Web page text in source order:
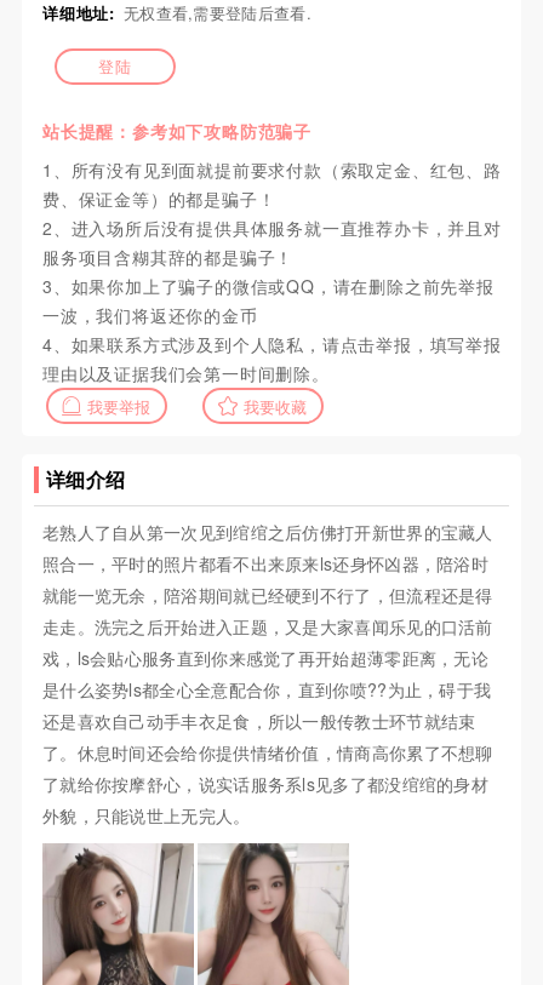
详细地址: 无权查看,需要登陆后查看.
登陆
站长提醒：参考如下攻略防范骗子
1、所有没有见到面就提前要求付款（索取定金、红包、路
费、保证金等）的都是骗子！
2、进入场所后没有提供具体服务就一直推荐办卡，并且对
服务项目含糊其辞的都是骗子！
3、如果你加上了骗子的微信或QQ，请在删除之前先举报
一波，我们将返还你的金币
4、如果联系方式涉及到个人隐私，请点击举报，填写举报
理由以及证据我们会第一时间删除。
我要举报 我要收藏
详细介绍
老熟人了自从第一次见到绾绾之后仿佛打开新世界的宝藏人
照合一，平时的照片都看不出来原来ls还身怀凶器，陪浴时
就能一览无余，陪浴期间就已经硬到不行了，但流程还是得
走走。洗完之后开始进入正题，又是大家喜闻乐见的口活前
戏，ls会贴心服务直到你来感觉了再开始超薄零距离，无论
是什么姿势ls都全心全意配合你，直到你喷??为止，碍于我
还是喜欢自己动手丰衣足食，所以一般传教士环节就结束
了。休息时间还会给你提供情绪价值，情商高你累了不想聊
了就给你按摩舒心，说实话服务系ls见多了都没绾绾的身材
外貌，只能说世上无完人。